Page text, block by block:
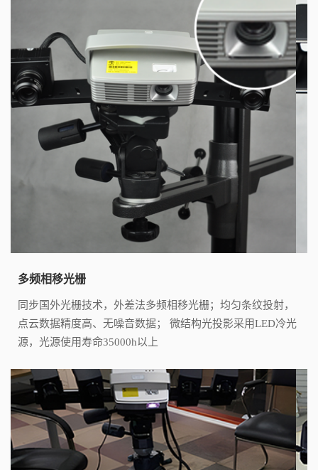
多频相移光栅
同步国外光栅技术，外差法多频相移光栅；均匀条纹投射，
点云数据精度高、无噪音数据； 微结构光投影采用LED冷光
源，光源使用寿命35000h以上